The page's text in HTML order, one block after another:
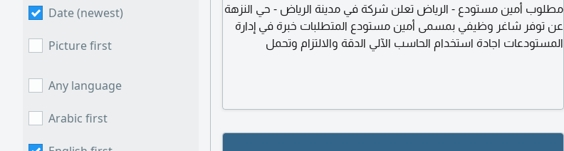
Date (newest)
Picture first
Any language
Arabic first
مطلوب أمين مستودع - الرياض تعلن شركة في مدينة الرياض - حي النزهة
عن توفر شاغر وظيفي بمسمى أمين مستودع المتطلبات خبرة في إدارة
المستودعات اجادة استخدام الحاسب الآلي الدقة والالتزام وتحمل